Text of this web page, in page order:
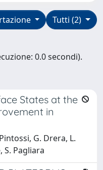
Tutti (2)
0.0 secondi).
States at the
in
G. Drera, L.
S. Pagliara